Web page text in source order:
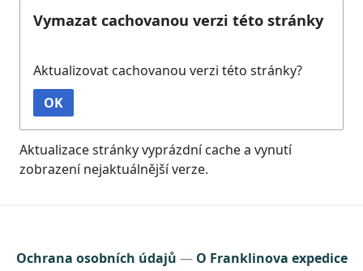
Vymazat cachovanou verzi této stránky
Aktualizovat cachovanou verzi této stránky?
OK
Aktualizace stránky vyprázdní cache a vynutí
zobrazení nejaktuálnější verze.
Ochrana osobních údajů
O Franklinova expedice